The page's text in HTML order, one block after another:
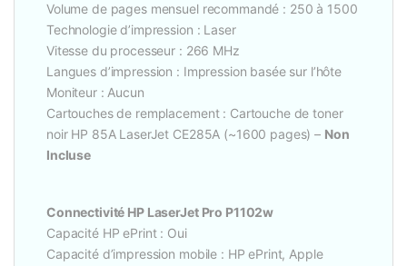
Volume de pages mensuel recommandé : 250 à 1500
Technologie d’impression : Laser
Vitesse du processeur : 266 MHz
Langues d’impression : Impression basée sur l’hôte
Moniteur : Aucun
Cartouches de remplacement : Cartouche de toner
noir HP 85A LaserJet CE285A (~1600 pages) – Non
Incluse
Connectivité HP LaserJet Pro P1102w
Capacité HP ePrint : Oui
Capacité d’impression mobile : HP ePrint, Apple